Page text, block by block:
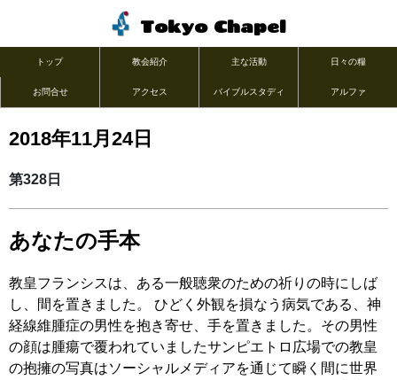
Tokyo Chapel
トップ 教会紹介 主な活動 日々の糧
お問合せ アクセス バイブルスタディ アルファ
2018年11月24日
第328日
あなたの手本
教皇フランシスは、ある一般聴衆のための祈りの時にしば
し、間を置きました。 ひどく外観を損なう病気である、神
経線維腫症の男性を抱き寄せ、手を置きました。その男性
の顔は腫瘍で覆われていましたサンピエトロ広場での教皇
の抱擁の写真はソーシャルメディアを通じて瞬く間に世界